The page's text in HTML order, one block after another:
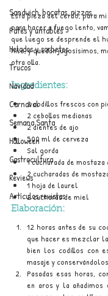
Sandwich, bocatas, pizzas...
Patés y untables
Helados y sorbetes
Trucos
Navidad
Carnaval
Semana Santa
Halloween
Gastrocultura
Reviews
Artículos revistas
Esta pieza del cerdo, para
para hacer a fuego lento,
que luego se desprende el
hilo, y quedan jugosísimos,
otra olla.
Ingredientes:
2 codillos frescos con
2 cebollas medianas
2 dientes de ajo
500 ml de cerveza
Sal gorda
1 cucharada de mostaza
2 cucharadas de
1 hoja de laurel
2 cucharas de miel
Elaboración:
12 horas antes de su
que hacer es mezclar
bien los codillos con
masaje y
Pasadas esas horas,
en aros y la